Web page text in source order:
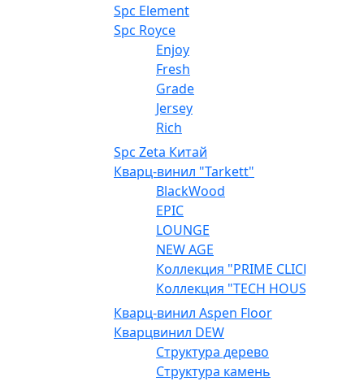
Spc Element
Spc Royce
Enjoy
Fresh
Grade
Jersey
Rich
Spc Zeta Китай
Кварц-винил "Tarkett"
BlackWood
EPIC
LOUNGE
NEW AGE
Коллекция "PRIME CLICK"
Коллекция "TECH HOUSE"
Кварц-винил Aspen Floor
Кварцвинил DEW
Структура дерево
Структура камень